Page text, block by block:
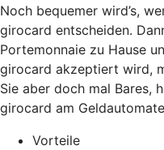
Noch bequemer wird’s,
girocard entscheiden.
Portemonnaie zu Hause
girocard akzeptiert wird,
Sie aber doch mal Bares,
girocard am
Vorteile